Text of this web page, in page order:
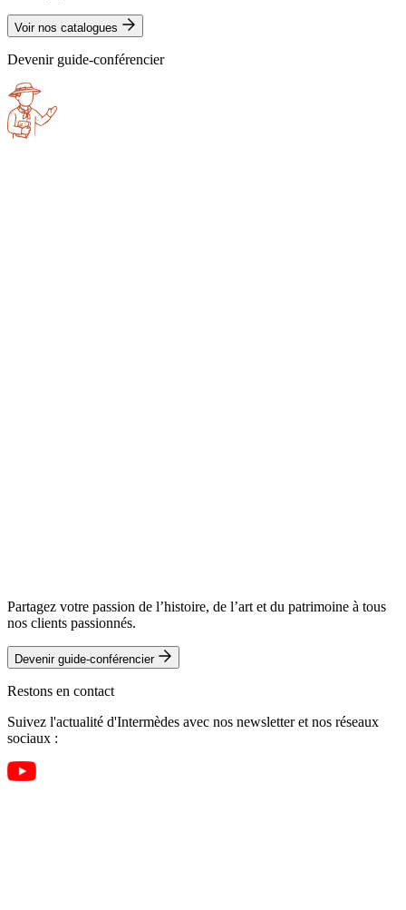
Voir nos catalogues
Devenir guide-conférencier
Partagez votre passion de l’histoire, de l’art et du patrimoine à tous
nos clients passionnés.
Devenir guide-conférencier
Restons en contact
Suivez l'actualité d'Intermèdes avec nos newsletter et nos réseaux
sociaux :